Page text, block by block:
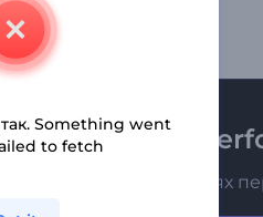
и новых предложениях
Something went
to fetch